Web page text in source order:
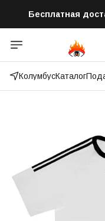
Бесплатная
Отправим заказ в
КолумбусКаталог